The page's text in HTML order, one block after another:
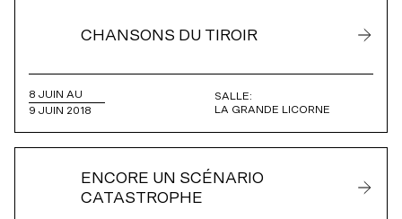
CHANSONS DU TIROIR
8 JUIN AU
9 JUIN 2018
SALLE:
LA GRANDE LICORNE
ENCORE UN SCÉNARIO
CATASTROPHE